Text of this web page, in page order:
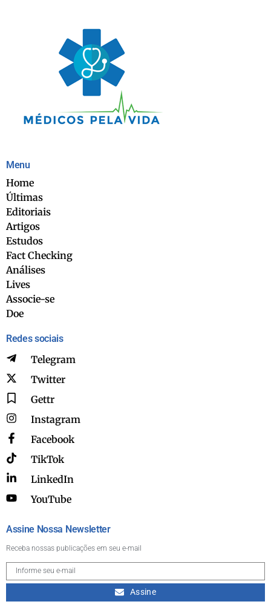
Menu
Home
Últimas
Editoriais
Artigos
Estudos
Fact Checking
Análises
Lives
Associe-se
Doe
Redes sociais
Telegram
Twitter
Gettr
Instagram
Facebook
TikTok
LinkedIn
YouTube
Assine Nossa Newsletter
Receba nossas publicações em seu e-mail
Assine